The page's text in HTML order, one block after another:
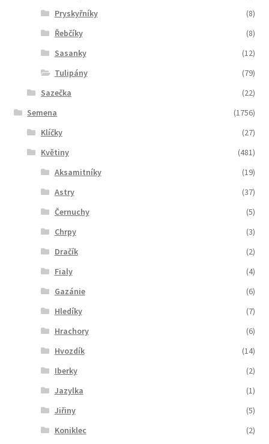
Pryskyřníky
(8)
Řebčíky
(8)
Sasanky
(12)
Tulipány
(79)
Sazečka
(22)
Semena
(1756)
Klíčky
(27)
Květiny
(481)
Aksamitníky
(19)
Astry
(37)
Černuchy
(5)
Chrpy
(3)
Dračík
(2)
Fialy
(4)
Gazánie
(6)
Hledíky
(7)
Hrachory
(6)
Hvozdík
(14)
Iberky
(2)
Jazylka
(1)
Jiřiny
(5)
Koniklec
(2)